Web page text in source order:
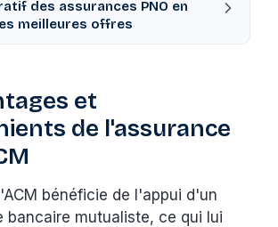
des assurances PNO en
meilleures offres
et
de l'assurance
bénéficie de l'appui d'un
bancaire mutualiste, ce qui lui